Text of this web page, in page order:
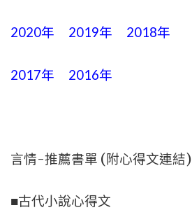
2020年 2019年 2018年
2017年 2016年
言情-推薦書單 (附心得文連結)
■古代小說心得文